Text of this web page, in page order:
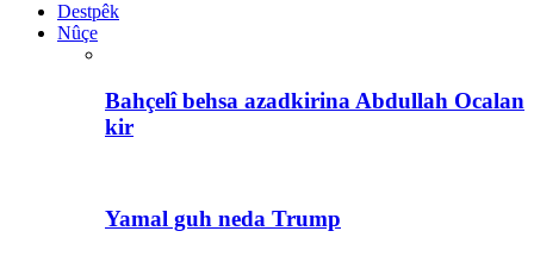
Destpêk
Nûçe
Bahçelî behsa azadkirina Abdullah Ocalan
kir
Yamal guh neda Trump